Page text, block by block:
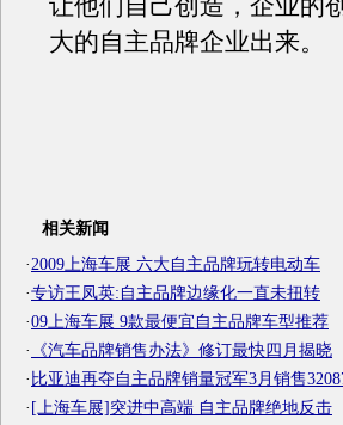
让他们自己创造，企业的
大的自主品牌企业出来。
相关新闻
·2009上海车展 六大自主品牌玩转电动车
·专访王凤英:自主品牌边缘化一直未扭转
·09上海车展 9款最便宜自主品牌车型推荐
· 《汽车品牌销售办法》修订最快四月揭晓
· 比亚迪再夺自主品牌销量冠军3月销售
·[上海车展]突进中高端 自主品牌绝地反击